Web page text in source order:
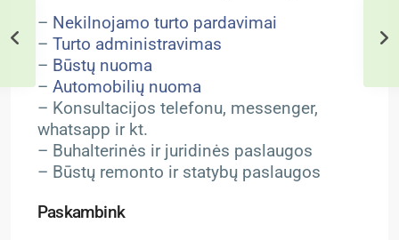
– Nekilnojamo turto pardavimai
– Turto administravimas
– Būstų nuoma
– Automobilių nuoma
– Konsultacijos telefonu, messenger,
whatsapp ir kt.
– Buhalterinės ir juridinės paslaugos
– Būstų remonto ir statybų paslaugos
Paskambink